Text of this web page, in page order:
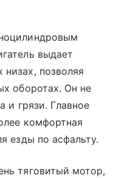
выдает
позволяя
оборотах. Он не
и грязи. Главное
комфортная
езды по асфальту.
тяговитый мотор,